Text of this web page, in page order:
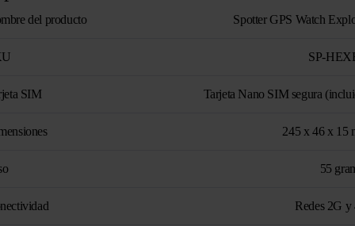
del producto Spotter GPS Watch
SP-
SIM Tarjeta Nano SIM segura
245 x 46 x 15
55
Redes 2G y